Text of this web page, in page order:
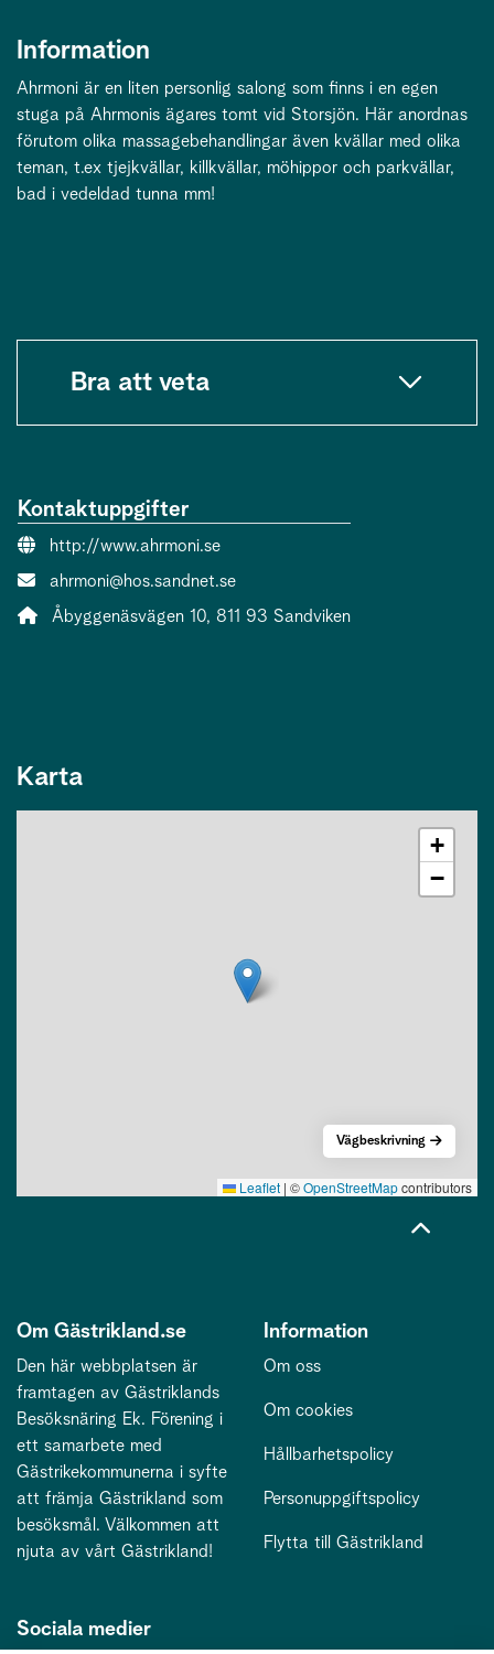
Information
Ahrmoni är en liten personlig salong som finns i en egen
stuga på Ahrmonis ägares tomt vid Storsjön. Här anordnas
förutom olika massagebehandlingar även kvällar med olika
teman, t.ex tjejkvällar, killkvällar, möhippor och parkvällar,
bad i vedeldad tunna mm!
Bra att veta
Kontaktuppgifter
Webbsida:
http://www.ahrmoni.se
E-post:
ahrmoni@hos.sandnet.se
Adress:
Åbyggenäsvägen 10, 811 93 Sandviken
Karta
+
−
Leaflet | ©OpenStreetMapcontributors
Vägbeskrivning
Om Gästrikland.se
Den här webbplatsen är
framtagen av Gästriklands
Besöksnäring Ek. Förening i
ett samarbete med
Gästrikekommunerna i syfte
att främja Gästrikland som
besöksmål. Välkommen att
njuta av vårt Gästrikland!
Information
Om oss
Om cookies
Hållbarhetspolicy
Personuppgiftspolicy
Flytta till Gästrikland
Sociala medier